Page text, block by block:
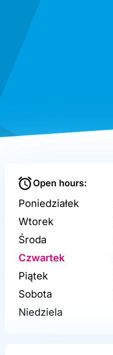
Open hours:
Poniedziałek
Wtorek
Środa
Czwartek
Piątek
Sobota
Niedziela